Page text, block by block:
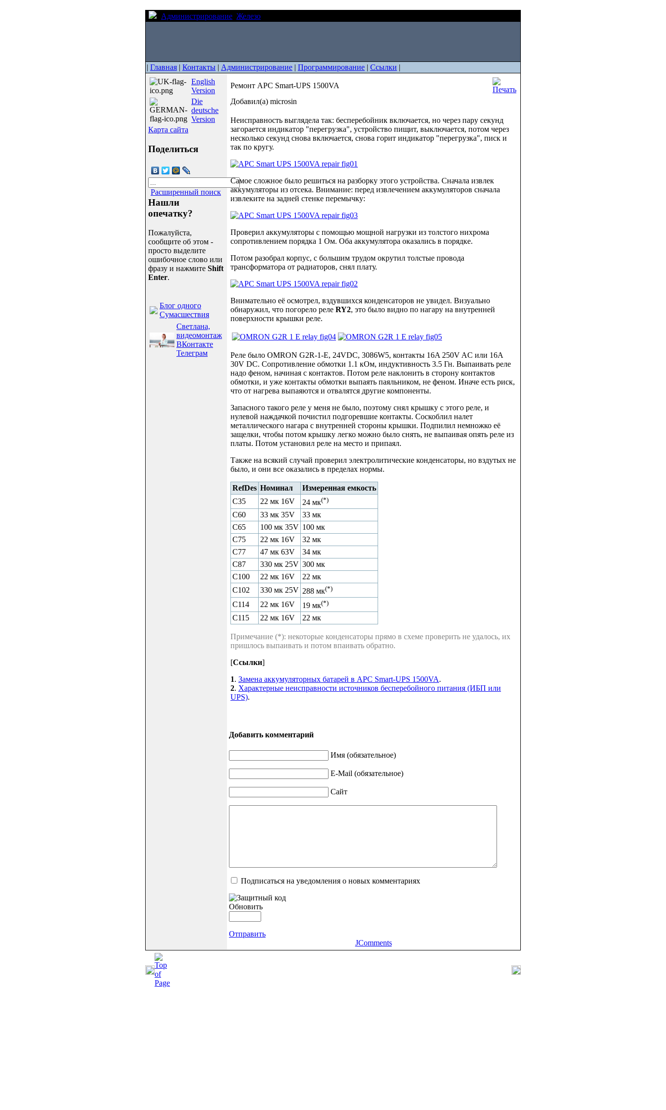
Администрирование Железо
| Главная | Контакты | Администрирование | Программирование | Ссылки |
English
Version
Die
deutsche
Version
Карта сайта
Поделиться
Расширенный поиск
Нашли
опечатку?
Пожалуйста,
сообщите об этом -
просто выделите
ошибочное слово или
фразу и нажмите Shift
Enter.
Блог одного
Сумасшествия
Светлана,
видеомонтаж
ВКонтакте
Телеграм
Ремонт APC Smart-UPS 1500VA
Добавил(а) microsin
Неисправность выглядела так: бесперебойник включается, но через пару секунд
загорается индикатор "перегрузка", устройство пищит, выключается, потом через
несколько секунд снова включается, снова горит индикатор "перегрузка", писк и
так по кругу.
Самое сложное было решиться на разборку этого устройства. Сначала извлек
аккумуляторы из отсека. Внимание: перед извлечением аккумуляторов сначала
извлеките на задней стенке перемычку:
Проверил аккумуляторы с помощью мощной нагрузки из толстого нихрома
сопротивлением порядка 1 Ом. Оба аккумулятора оказались в порядке.
Потом разобрал корпус, с большим трудом окрутил толстые провода
трансформатора от радиаторов, снял плату.
Внимательно её осмотрел, вздувшихся конденсаторов не увидел. Визуально
обнаружил, что погорело реле RY2, это было видно по нагару на внутренней
поверхности крышки реле.
Реле было OMRON G2R-1-E, 24VDC, 3086W5, контакты 16A 250V AC или 16A
30V DC. Сопротивление обмотки 1.1 кОм, индуктивность 3.5 Гн. Выпаивать реле
надо феном, начиная с контактов. Потом реле наклонить в сторону контактов
обмотки, и уже контакты обмотки выпаять паяльником, не феном. Иначе есть риск,
что от нагрева выпаяются и отвалятся другие компоненты.
Запасного такого реле у меня не было, поэтому снял крышку с этого реле, и
нулевой наждачкой почистил подгоревшие контакты. Соскоблил налет
металлического нагара с внутренней стороны крышки. Подпилил немножко её
защелки, чтобы потом крышку легко можно было снять, не выпаивая опять реле из
платы. Потом установил реле на место и припаял.
Также на всякий случай проверил электролитические конденсаторы, но вздутых не
было, и они все оказались в пределах нормы.
RefDes Номинал
Измеренная емкость
C35
22 мк 16V 24 мк(*)
C60 33 мк 35V
33 мк
C65
100 мк 35V 100 мк
C75
22 мк 16V
32 мк
C77
47 мк 63V
34 мк
C87
330 мк 25V 300 мк
C100
22 мк 16V
22 мк
C102
330 мк 25V 288 мк(*)
C114 22 мк 16V 19 мк(*)
C115 22 мк 16V 22 мк
Примечание (*): некоторые конденсаторы прямо в схеме проверить не удалось, их
пришлось выпаивать и потом впаивать обратно.
[Ссылки]
1. Замена аккумуляторных батарей в APC Smart-UPS 1500VA.
2. Характерные неисправности источников бесперебойного питания (ИБП или
UPS).
Добавить комментарий
Имя (обязательное)
E-Mail (обязательное)
Сайт
Подписаться на уведомления о новых комментариях
Обновить
Отправить
JComments